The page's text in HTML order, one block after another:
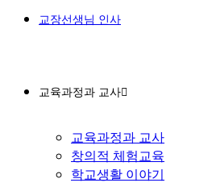
교장선생님 인사
교육과정과 교사
교육과정과 교사
창의적 체험교육
학교생활 이야기